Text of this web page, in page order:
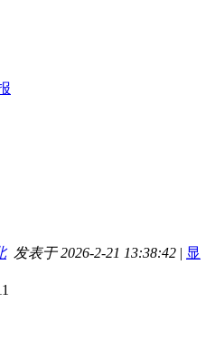
发表于 2026-2-21 13:38:42 | 显